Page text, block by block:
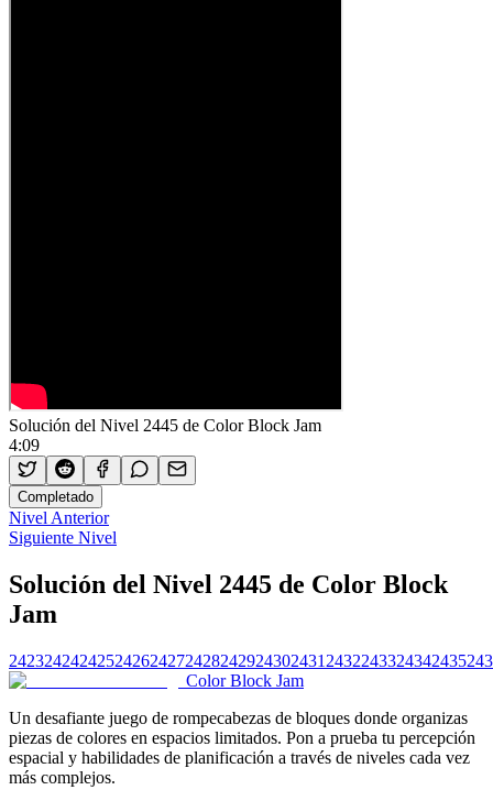
Solución del Nivel 2445 de Color Block Jam
4:09
Completado
Nivel Anterior
Siguiente Nivel
Solución del Nivel 2445 de Color Block
Jam
242324242425242624272428242924302431 2432243324342435
Color Block Jam
Un desafiante juego de rompecabezas de bloques donde organizas
piezas de colores en espacios limitados. Pon a prueba tu percepción
espacial y habilidades de planificación a través de niveles cada vez
más complejos.